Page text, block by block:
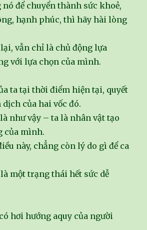
để chuyển thành sức khoẻ,
hạnh phúc, thì hãy hài lòng
vẫn chỉ là chủ động lựa
với lựa chọn của mình.
ta tại thời điểm hiện tại, quyết
của hai vốc đó.
như vậy – ta là nhân vật tạo
của mình.
này, chẳng còn lý do gì để ca
một trạng thái hết sức dễ
hơi hướng aquy của người